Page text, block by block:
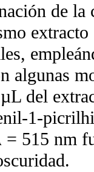
de
extracto
algunas
del
1-
= 515 nm